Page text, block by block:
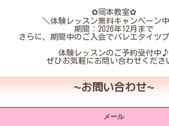
✿岡本教室✿
＼体験レッスン無料キャンペーン
期間：2026年12月まで
さらに、期間中のご入会でバレエタイツ
体験レッスンのご予約受付中♪
ぜひお気軽にお問い合わせくださ
~お問い合わせ~
メール